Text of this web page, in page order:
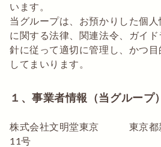
います。
当グループは、お預かりした個
に関する法律、関連法令、ガイ
針に従って適切に管理し、かつ
してまいります。
１、事業者情報（当グループ）
株式会社文明堂東京 東京都
11号